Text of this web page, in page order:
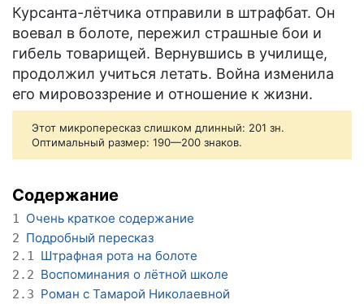
Курсанта-лётчика отправили в штрафбат. Он
воевал в болоте, пережил страшные бои и
гибель товарищей. Вернувшись в училище,
продолжил учиться летать. Война изменила
его мировоззрение и отношение к жизни.
Этот микропересказ слишком длинный: 201 зн.
Оптимальный размер: 190—200 знаков.
Содержание
1 Очень краткое содержание
2 Подробный пересказ
2.1 Штрафная рота на болоте
2.2 Воспоминания о лётной школе
2.3 Роман с Тамарой Николаевной